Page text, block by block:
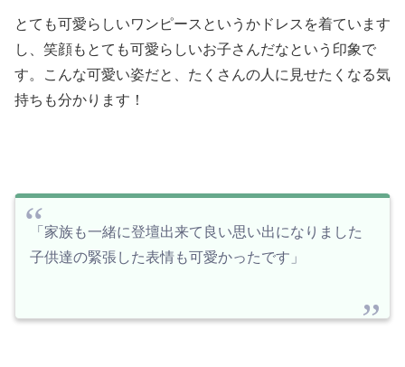
とても可愛らしいワンピースというかドレスを着ています
し、笑顔もとても可愛らしいお子さんだなという印象で
す。こんな可愛い姿だと、たくさんの人に見せたくなる気
持ちも分かります！
「家族も一緒に登壇出来て良い思い出になりました
子供達の緊張した表情も可愛かったです」